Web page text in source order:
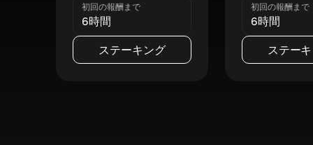
初回の報酬まで
6時間
ステーキング
初回の報酬まで
6時間
ステー